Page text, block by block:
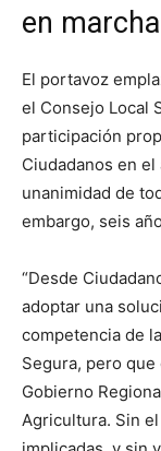
en marcha
El portavoz
el Consejo Local
participación
Ciudadanos en
unanimidad de
embargo, seis
“Desde
adoptar una
competencia de
Segura, pero
Gobierno
Agricultura. Sin